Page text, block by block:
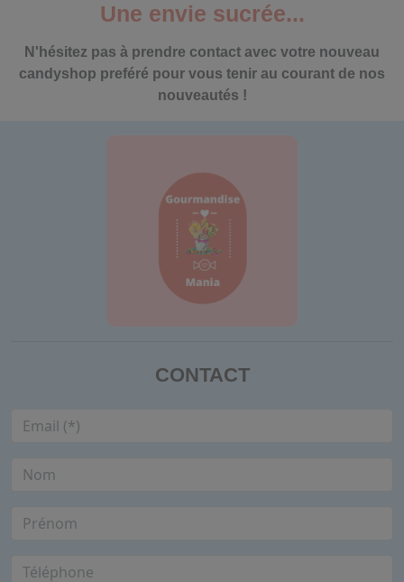
Une envie sucrée...
N'hésitez pas à prendre contact avec votre nouveau
candyshop preféré pour vous tenir au courant de nos
nouveautés !
CONTACT